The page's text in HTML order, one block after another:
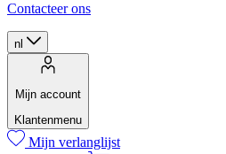
Contacteer ons
nl
Mijn account
Klantenmenu
Mijn verlanglijst